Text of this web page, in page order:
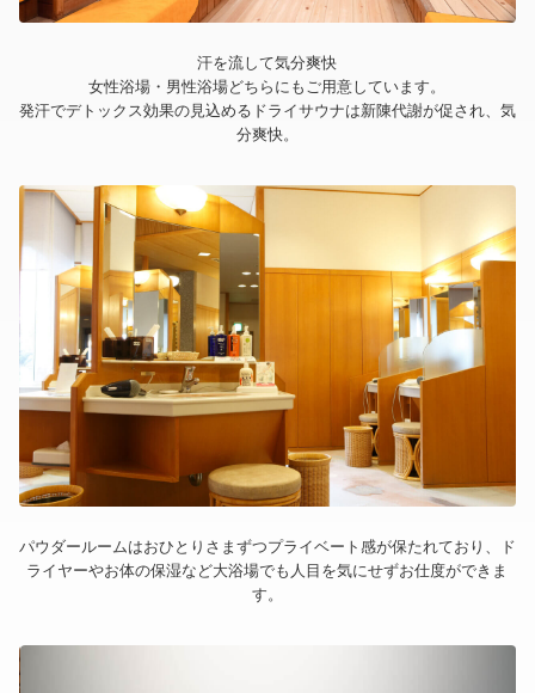
汗を流して気分爽快
女性浴場・男性浴場どちらにもご用意しています。
発汗でデトックス効果の見込めるドライサウナは新陳代謝が促され、気
分爽快。
パウダールームはおひとりさまずつプライベート感が保たれており、
ド
ライヤーやお体の保湿など大浴場でも人目を気にせずお仕度ができま
す。